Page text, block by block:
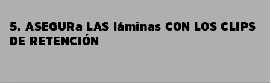
5. ASEGURa LAS láminas CON LOS CLIPS
DE RETENCIÓN